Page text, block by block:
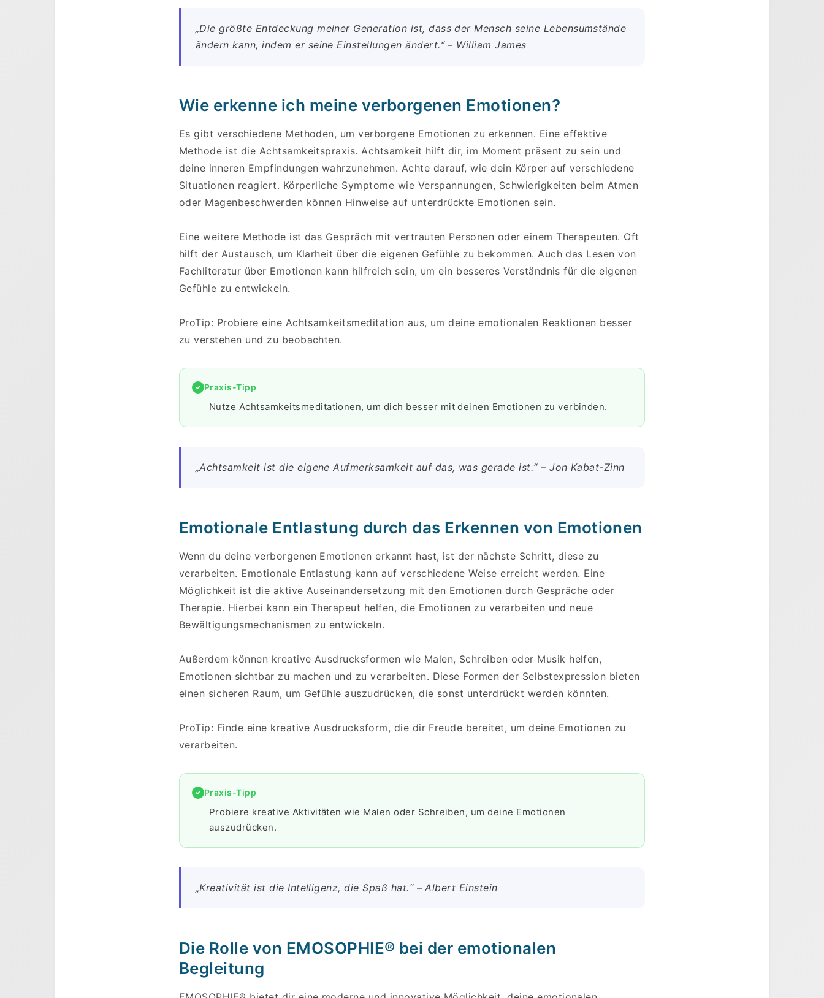
„Die größte Entdeckung meiner Generation ist, dass der Mensch seine Lebensumstände
ändern kann, indem er seine Einstellungen ändert.“ – William James
Wie erkenne ich meine verborgenen Emotionen?
Es gibt verschiedene Methoden, um verborgene Emotionen zu erkennen. Eine effektive
Methode ist die Achtsamkeitspraxis. Achtsamkeit hilft dir, im Moment präsent zu sein und
deine inneren Empfindungen wahrzunehmen. Achte darauf, wie dein Körper auf verschiedene
Situationen reagiert. Körperliche Symptome wie Verspannungen, Schwierigkeiten beim Atmen
oder Magenbeschwerden können Hinweise auf unterdrückte Emotionen sein.
Eine weitere Methode ist das Gespräch mit vertrauten Personen oder einem Therapeuten. Oft
hilft der Austausch, um Klarheit über die eigenen Gefühle zu bekommen. Auch das Lesen von
Fachliteratur über Emotionen kann hilfreich sein, um ein besseres Verständnis für die eigenen
Gefühle zu entwickeln.
ProTip: Probiere eine Achtsamkeitsmeditation aus, um deine emotionalen Reaktionen besser
zu verstehen und zu beobachten.
Praxis-Tipp
Nutze Achtsamkeitsmeditationen, um dich besser mit deinen Emotionen zu verbinden.
„Achtsamkeit ist die eigene Aufmerksamkeit auf das, was gerade ist.“ – Jon Kabat-Zinn
Emotionale Entlastung durch das Erkennen von Emotionen
Wenn du deine verborgenen Emotionen erkannt hast, ist der nächste Schritt, diese zu
verarbeiten. Emotionale Entlastung kann auf verschiedene Weise erreicht werden. Eine
Möglichkeit ist die aktive Auseinandersetzung mit den Emotionen durch Gespräche oder
Therapie. Hierbei kann ein Therapeut helfen, die Emotionen zu verarbeiten und neue
Bewältigungsmechanismen zu entwickeln.
Außerdem können kreative Ausdrucksformen wie Malen, Schreiben oder Musik helfen,
Emotionen sichtbar zu machen und zu verarbeiten. Diese Formen der Selbstexpression bieten
einen sicheren Raum, um Gefühle auszudrücken, die sonst unterdrückt werden könnten.
ProTip: Finde eine kreative Ausdrucksform, die dir Freude bereitet, um deine Emotionen zu
verarbeiten.
Praxis-Tipp
Probiere kreative Aktivitäten wie Malen oder Schreiben, um deine Emotionen
auszudrücken.
„Kreativität ist die Intelligenz, die Spaß hat.“ – Albert Einstein
Die Rolle von EMOSOPHIE® bei der emotionalen
Begleitung